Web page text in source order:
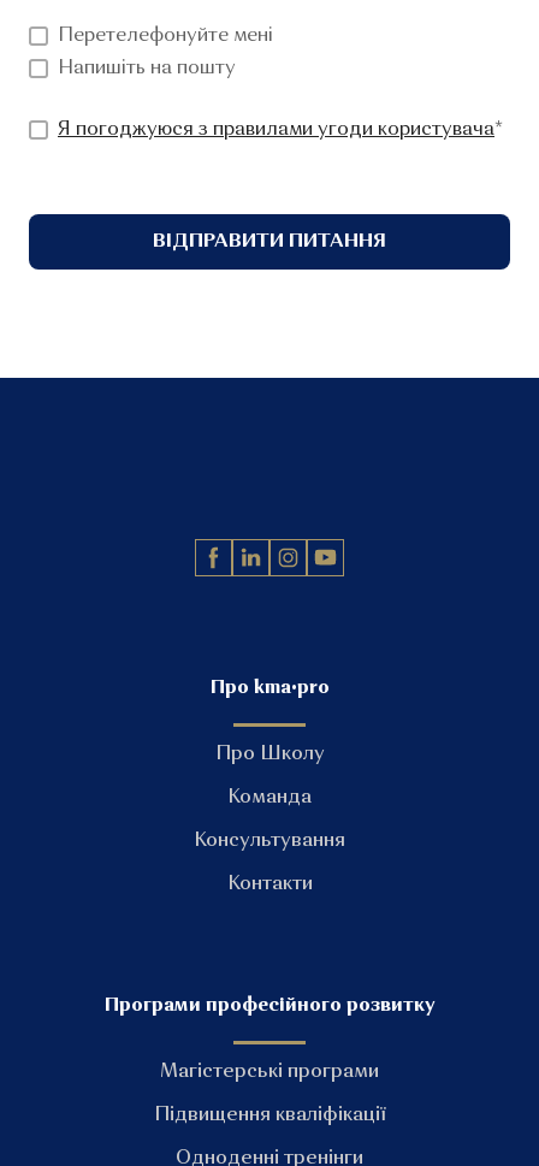
Перетелефонуйте мені
Напишіть на пошту
Я погоджуюся з правилами угоди користувача*
ВІДПРАВИТИ ПИТАННЯ
Про kma•pro
Про Школу
Команда
Консультування
Контакти
Програми професійного розвитку
Магістерські програми
Підвищення кваліфікації
Одноденні тренінги